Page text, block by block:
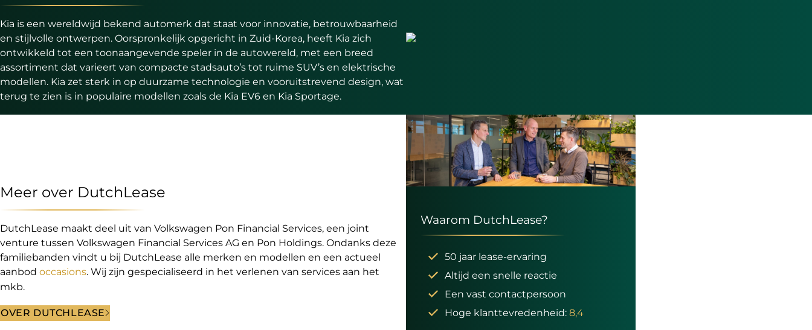
Kia is een wereldwijd bekend automerk dat staat voor innovatie, betrouwbaarheid
en stijlvolle ontwerpen. Oorspronkelijk opgericht in Zuid-Korea, heeft Kia zich
ontwikkeld tot een toonaangevende speler in de autowereld, met een breed
assortiment dat varieert van compacte stadsauto’s tot ruime SUV’s en elektrische
modellen. Kia zet sterk in op duurzame technologie en vooruitstrevend design, wat
terug te zien is in populaire modellen zoals de Kia EV6 en Kia Sportage.
Meer over DutchLease
DutchLease maakt deel uit van Volkswagen Pon Financial Services, een joint
venture tussen Volkswagen Financial Services AG en Pon Holdings. Ondanks deze
familiebanden vindt u bij DutchLease alle merken en modellen en een actueel
aanbod occasions. Wij zijn gespecialiseerd in het verlenen van services aan het
mkb.
OVER DUTCHLEASE
Waarom DutchLease?
50 jaar lease-ervaring
Altijd een snelle reactie
Een vast contactpersoon
Hoge klanttevredenheid: 8,4